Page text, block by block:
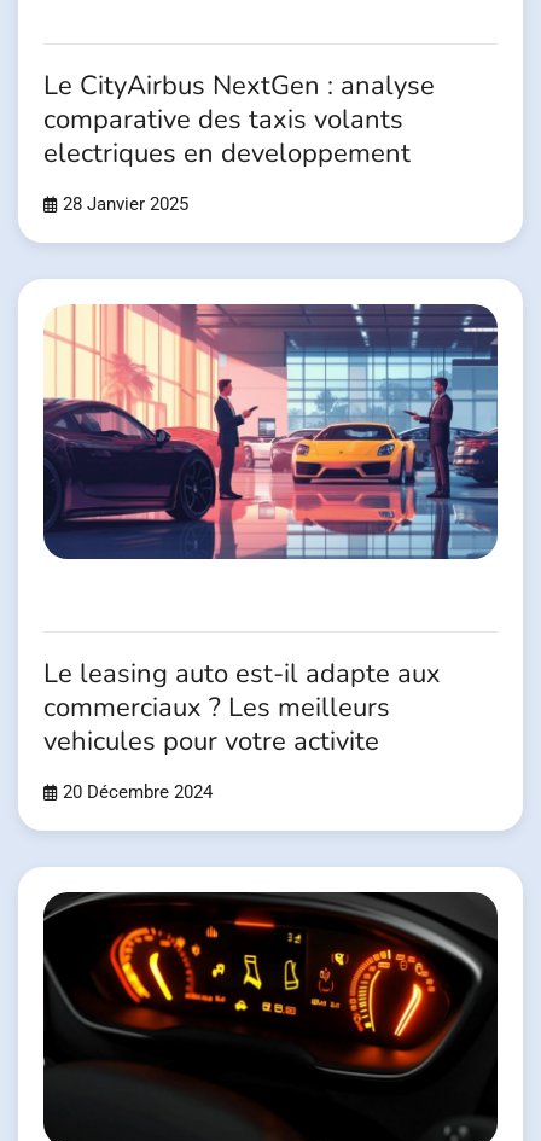
Le CityAirbus NextGen : analyse
comparative des taxis volants
electriques en developpement
28 Janvier 2025
Le leasing auto est-il adapte aux
commerciaux ? Les meilleurs
vehicules pour votre activite
20 Décembre 2024